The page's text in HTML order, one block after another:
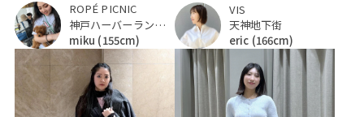
ROPÉ PICNIC
神戸ハーバーランドumie
miku (155cm)
VIS
天神地下街
eric (166cm)